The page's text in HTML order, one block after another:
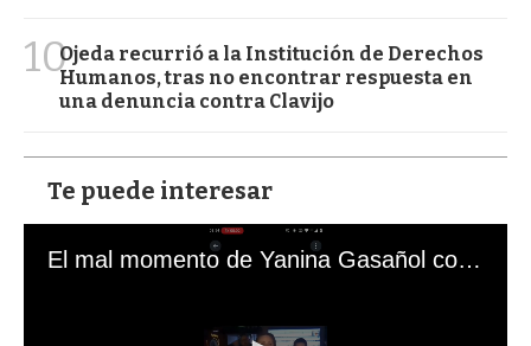
10Ojeda recurrió a la Institución de Derechos
Humanos, tras no encontrar respuesta en
una denuncia contra Clavijo
Te puede interesar
El mal momento de Yanina Gasañol con un hincha argentino en "Subrayado"